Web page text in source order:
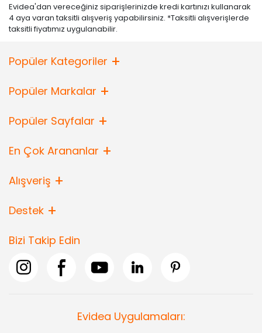
Evidea'dan vereceğiniz siparişlerinizde kredi kartınızı kullanarak
4 aya varan taksitli alışveriş yapabilirsiniz. *Taksitli alışverişlerde
taksitli fiyatımız uygulanabilir.
Popüler Kategoriler
Popüler Markalar
Popüler Sayfalar
En Çok Arananlar
Alışveriş
Destek
Bizi Takip Edin
Evidea Uygulamaları: